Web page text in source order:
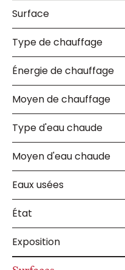
Surface
Type de chauffage
Énergie de chauffage
Moyen de chauffage
Type d'eau chaude
Moyen d'eau chaude
Eaux usées
État
Exposition